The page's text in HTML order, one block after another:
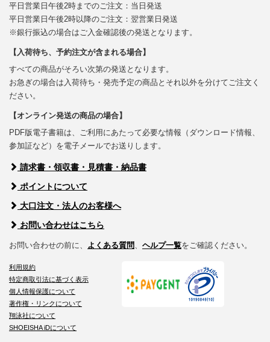
平日営業日午後2時までのご注文：当日発送
平日営業日午後2時以降のご注文：翌営業日発送
※銀行振込の場合はご入金確認後の発送となります。
【入荷待ち、予約注文が含まれる場合】
すべての商品がそろい次第の発送となります。
お急ぎの場合は入荷待ち・発売予定の商品とそれ以外を分けてご注文く
ださい。
【オンライン発送の商品の場合】
PDF版電子書籍は、ご利用にあたって必要な情報（ダウンロード情報、
参加証など）を電子メールでお送りします。
請求書・領収書・見積書・納品書
ポイントについて
大口注文・法人のお客様へ
お問い合わせはこちら
お問い合わせの前に、 よくある質問 ヘルプ一覧をご確認ください。
利用規約
特定商取引法に基づく表示
個人情報保護について
著作権・リンクについて
翔泳社について
SHOEISHA iDについて